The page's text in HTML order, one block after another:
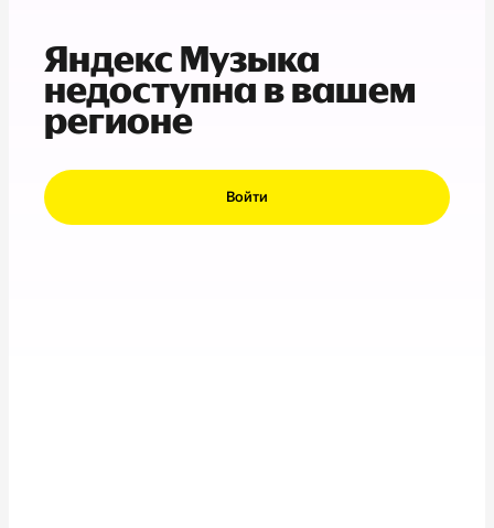
Яндекс Музыка
недоступна в вашем
регионе
Войти